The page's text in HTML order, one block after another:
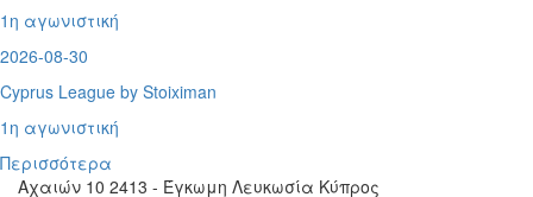
1η αγωνιστική
2026-08-30
Cyprus League by Stoiximan
1η αγωνιστική
Περισσότερα
Αχαιών 10 2413 - Έγκωμη Λευκωσία Κύπρος